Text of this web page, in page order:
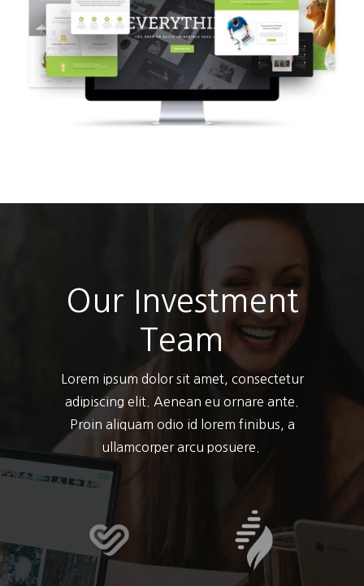
Our Investment
Team
Lorem ipsum dolor sit amet, consectetur
adipiscing elit. Aenean eu ornare ante.
Proin aliquam odio id lorem finibus, a
ullamcorper arcu posuere.